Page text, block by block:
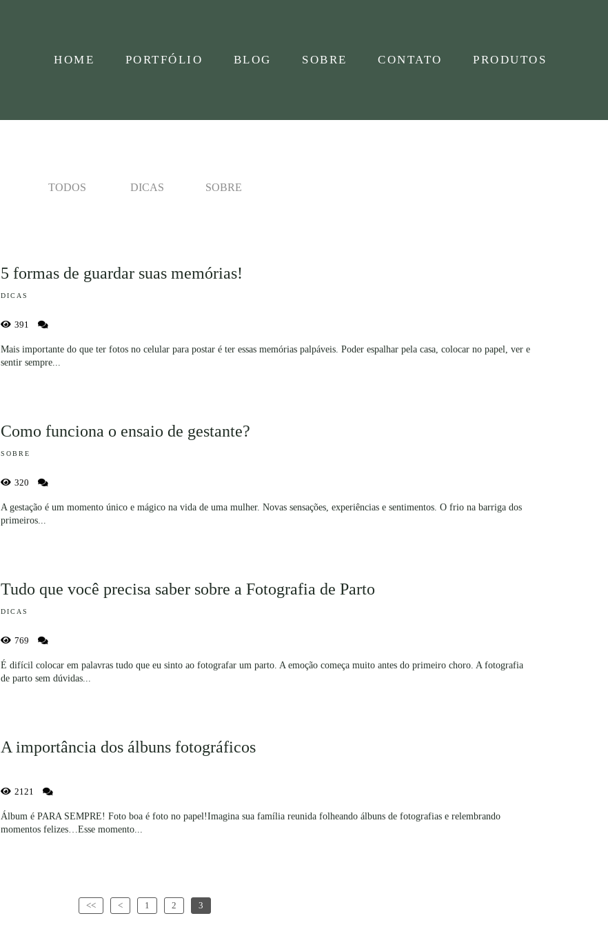
HOME PORTFÓLIO BLOG SOBRE CONTATO PRODUTOS
TODOS DICAS SOBRE
5 formas de guardar suas memórias!
DICAS
391
Mais importante do que ter fotos no celular para postar é ter essas memórias palpáveis. Poder espalhar pela casa, colocar no papel, ver e
sentir sempre...
Como funciona o ensaio de gestante?
SOBRE
320
A gestação é um momento único e mágico na vida de uma mulher. Novas sensações, experiências e sentimentos. O frio na barriga dos
primeiros...
Tudo que você precisa saber sobre a Fotografia de Parto
DICAS
769
É difícil colocar em palavras tudo que eu sinto ao fotografar um parto. A emoção começa muito antes do primeiro choro. A fotografia
de parto sem dúvidas...
A importância dos álbuns fotográficos
2121
Álbum é PARA SEMPRE! Foto boa é foto no papel!Imagina sua família reunida folheando álbuns de fotografias e relembrando
momentos felizes…Esse momento...
<< < 1 2 3